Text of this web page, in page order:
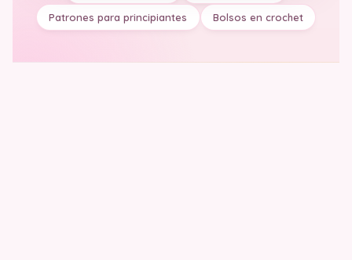
Patrones para principiantes Bolsos en crochet